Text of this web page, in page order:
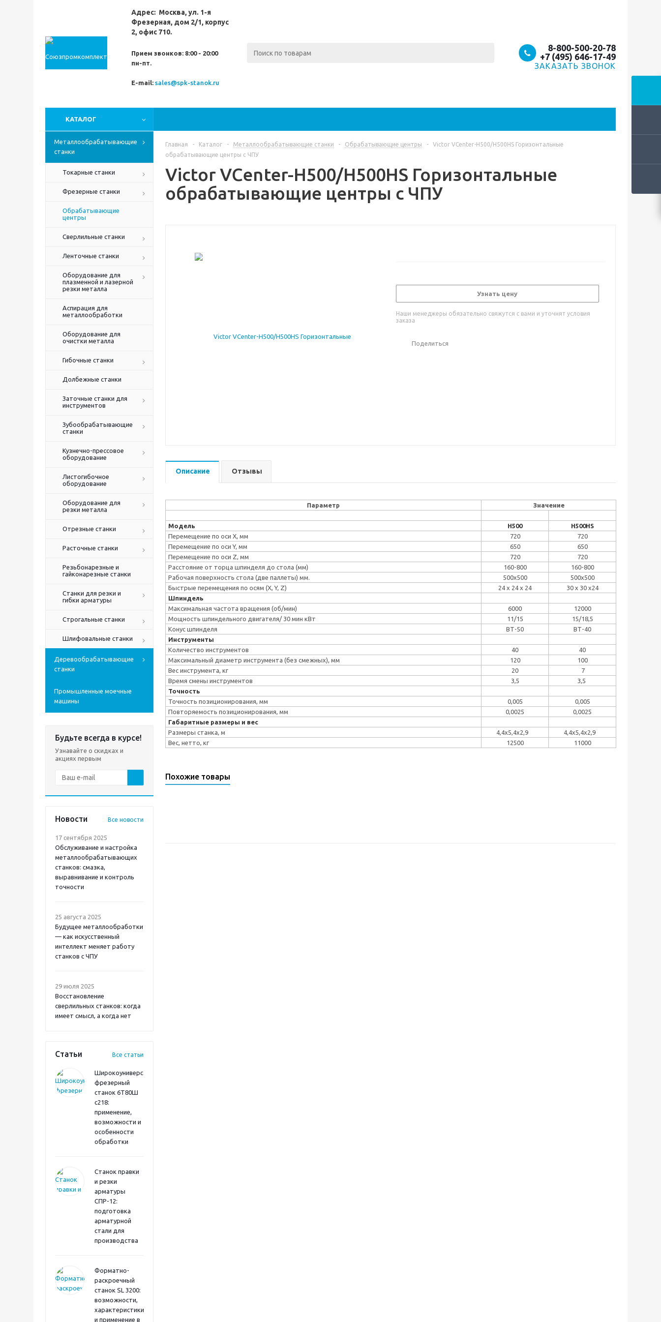
Адрес: Москва, ул. 1-я
Фрезерная, дом 2/1, корпус
2, офис 710.
Прием звонков: 8:00 - 20:00
пн-пт.
E-mail: sales@spk-stanok.ru
8-800-500-20-78
+7 (495) 646-17-49
ЗАКАЗАТЬ ЗВОНОК
КАТАЛОГ
Металлообрабатывающие
станки
Токарные станки
Фрезерные станки
Обрабатывающие
центры
Сверлильные станки
Ленточные станки
Оборудование для
плазменной и лазерной
резки металла
Аспирация для
металлообработки
Оборудование для
очистки металла
Гибочные станки
Долбежные станки
Заточные станки для
инструментов
Зубообрабатывающие
станки
Кузнечно-прессовое
оборудование
Листогибочное
оборудование
Оборудование для
резки металла
Отрезные станки
Расточные станки
Резьбонарезные и
гайконарезные станки
Станки для резки и
гибки арматуры
Строгальные станки
Шлифовальные станки
Деревообрабатывающие
станки
Промышленные моечные
машины
Будьте всегда в курсе!
Узнавайте о скидках и
акциях первым
Новости Все новости
17 сентября 2025
Обслуживание и настройка
металлообрабатывающих
станков: смазка,
выравнивание и контроль
точности
25 августа 2025
Будущее металлообработки
— как искусственный
интеллект меняет работу
станков с ЧПУ
29 июля 2025
Восстановление
сверлильных станков: когда
имеет смысл, а когда нет
Статьи Все статьи
Широкоуниверсальный
фрезерный
станок 6Т80Ш
с218:
применение,
возможности и
особенности
обработки
Станок правки
и резки
арматуры
СПР-12:
подготовка
арматурной
стали для
производства
Форматно-
раскроечный
станок SL 3200:
возможности,
характеристики
и применение в
Главная - Каталог - Металлообрабатывающие станки - Обрабатывающие центры -
Victor VCenter-H500/H500HS Горизонтальные
обрабатывающие центры с ЧПУ
Victor VCenter-H500/H500HS Горизонтальные
обрабатывающие центры с ЧПУ
Узнать цену
Наши менеджеры обязательно свяжутся с вами и уточнят условия
заказа
Поделиться
Описание Отзывы
Параметр Значение
Модель H500 H500HS
Перемещение по оси Х, мм
720
720
Перемещение по оси Y, мм
650
650
Перемещение по оси Z, мм
720
720
Расстояние от торца шпинделя до стола (мм)
160-800
160-800
Рабочая поверхность стола (две паллеты) мм.
500х500
500х500
Быстрые перемещения по осям (Х, Y, Z)
24 x 24 x 24
30 x 30 x24
Шпиндель
Максимальная частота вращения (об/мин)
6000
12000
Мощность шпиндельного двигателя/ 30 мин кВт
11/15
15/18,5
Конус шпинделя
ВТ-50
ВТ-40
Инструменты
Количество инструментов
40
40
Максимальный диаметр инструмента (без смежных), мм
120
100
Вес инструмента, кг
20
7
Время смены инструментов
3,5
3,5
Точность
Точность позиционирования, мм
0,005
0,005
Повторяемость позиционирования, мм
0,0025
0,0025
Габаритные размеры и вес
Размеры станка, м
4,4х5,4х2,9
4,4х5,4х2,9
Вес, нетто, кг
12500 11000
Похожие товары